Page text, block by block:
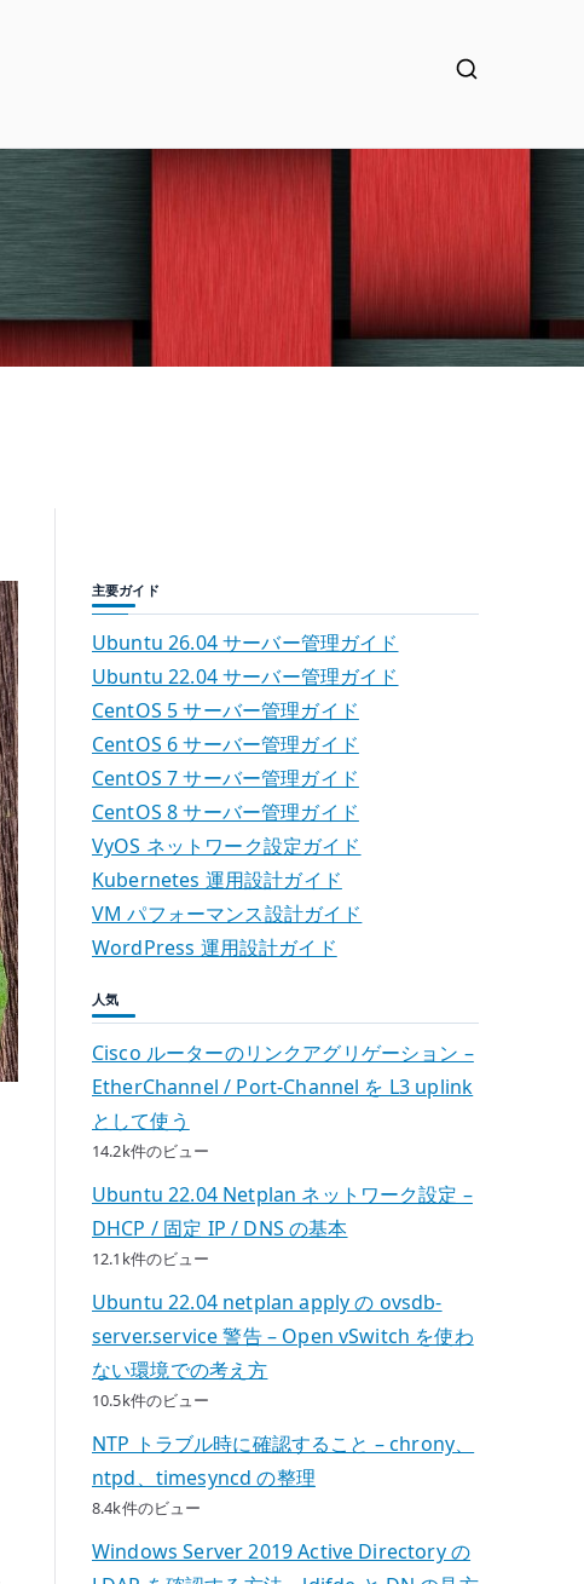
主要ガイド
Ubuntu 26.04 サーバー管理ガイド
Ubuntu 22.04 サーバー管理ガイド
CentOS 5 サーバー管理ガイド
CentOS 6 サーバー管理ガイド
CentOS 7 サーバー管理ガイド
CentOS 8 サーバー管理ガイド
VyOS ネットワーク設定ガイド
Kubernetes 運用設計ガイド
VM パフォーマンス設計ガイド
WordPress 運用設計ガイド
人気
Cisco ルーターのリンクアグリゲーション –
EtherChannel / Port-Channel を L3 uplink
として使う
14.2k件のビュー
Ubuntu 22.04 Netplan ネットワーク設定 –
DHCP / 固定 IP / DNS の基本
12.1k件のビュー
Ubuntu 22.04 netplan apply の ovsdb-
server.service 警告 – Open vSwitch を使わ
ない環境での考え方
10.5k件のビュー
NTP トラブル時に確認すること – chrony、
ntpd、timesyncd の整理
8.4k件のビュー
Windows Server 2019 Active Directory の